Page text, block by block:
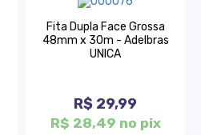
Fita Dupla Face Grossa
48mm x 30m - Adelbras
UNICA
R$ 29,99
R$ 28,49 no pix